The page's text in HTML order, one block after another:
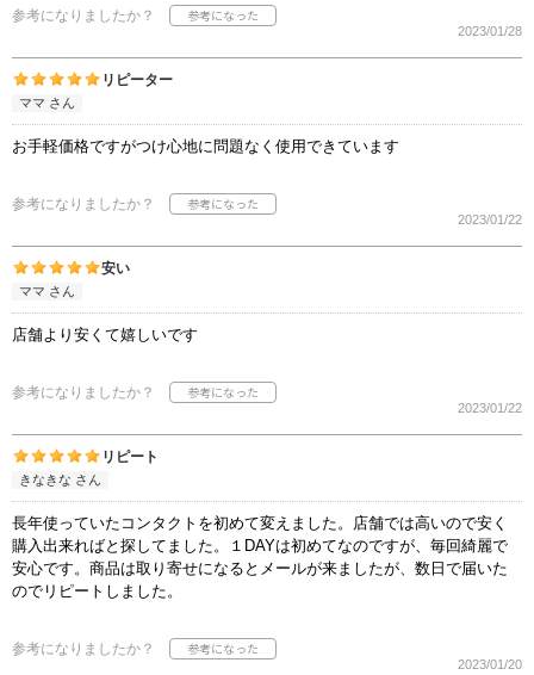
参考になりましたか？
2023/01/28
リピーター
ママ さん
お手軽価格ですがつけ心地に問題なく使用できています
参考になりましたか？
2023/01/22
安い
ママ さん
店舗より安くて嬉しいです
参考になりましたか？
2023/01/22
リピート
きなきな さん
長年使っていたコンタクトを初めて変えました。店舗では高いので安く
購入出来ればと探してました。１DAYは初めてなのですが、毎回綺麗で
安心です。商品は取り寄せになるとメールが来ましたが、数日で届いた
のでリピートしました。
参考になりましたか？
2023/01/20